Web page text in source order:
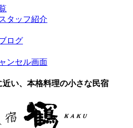
タッフ紹介
ログ
ンセル画面
い、本格料理の小さな民宿